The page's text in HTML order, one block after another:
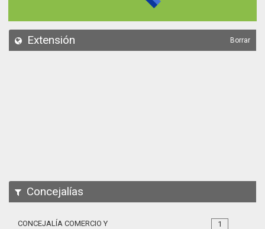
API
Extensión Borrar
Concejalías
1
CONCEJALÍA COMERCIO Y